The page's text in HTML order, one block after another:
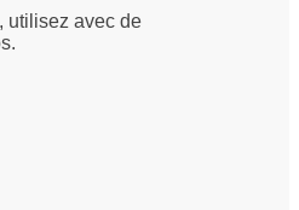
utilisez avec de